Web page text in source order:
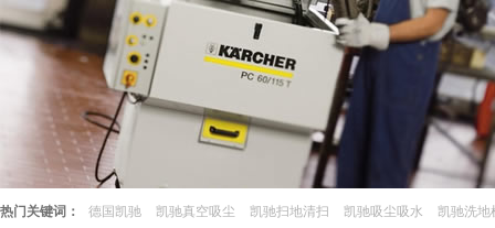
热门关键词： 德国凯驰 凯驰真空吸尘 凯驰扫地清扫 凯驰吸尘吸水 凯驰洗地